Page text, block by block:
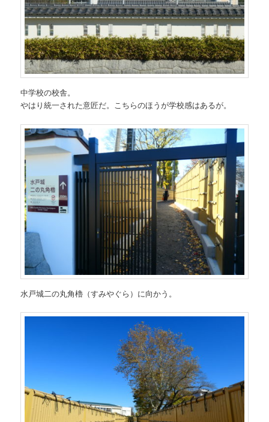
中学校の校舎。
やはり統一された意匠だ。こちらのほうが学校感はあるが。
水戸城二の丸角櫓（すみやぐら）に向かう。